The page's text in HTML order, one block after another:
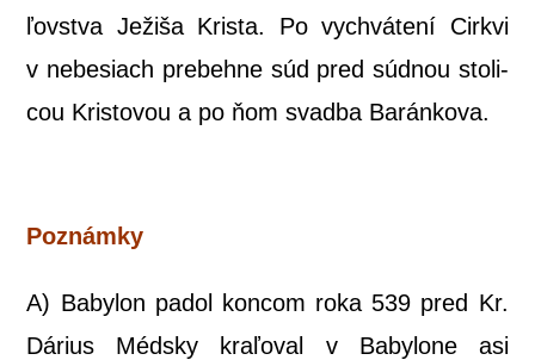
ľov­stva Ježi­ša Kris­ta. Po vychvá­te­ní Cir­kvi
v nebe­siach pre­beh­ne súd pred súd­nou sto­li­
cou Kris­to­vou a po ňom svad­ba Baránkova.
Poznám­ky
A) Baby­lon padol kon­com roka 539 pred Kr.
Dárius Méd­sky kra­ľo­val v Baby­lo­ne asi